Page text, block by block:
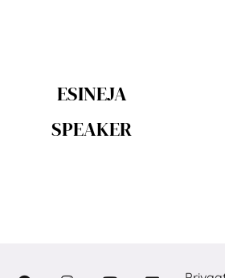
ESINEJA
SPEAKER